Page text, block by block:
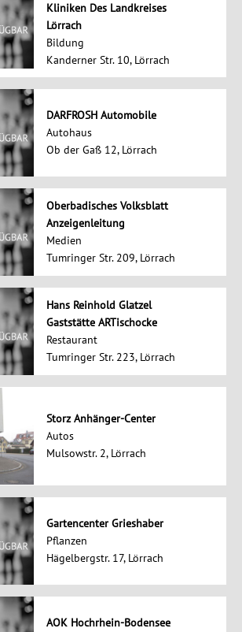
Kliniken Des Landkreises
Lörrach
Bildung
Kanderner Str. 10, Lörrach
DARFROSH Automobile
Autohaus
Ob der Gaß 12, Lörrach
Oberbadisches Volksblatt
Anzeigenleitung
Medien
Tumringer Str. 209, Lörrach
Hans Reinhold Glatzel
Gaststätte ARTischocke
Restaurant
Tumringer Str. 223, Lörrach
Storz Anhänger-Center
Autos
Mulsowstr. 2, Lörrach
Gartencenter Grieshaber
Pflanzen
Hägelbergstr. 17, Lörrach
AOK Hochrhein-Bodensee